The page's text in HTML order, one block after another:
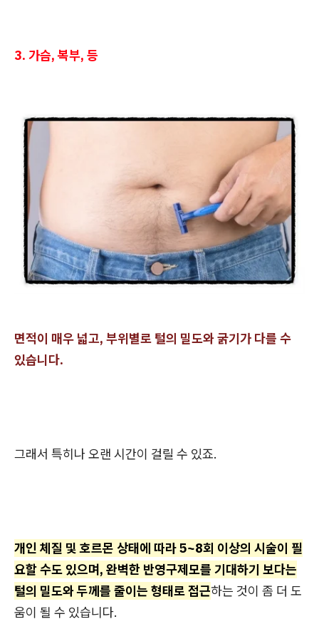
3. 가슴, 복부, 등
면적이 매우 넓고, 부위별로 털의 밀도와 굵기가 다를 수
있습니다.
그래서 특히나 오랜 시간이 걸릴 수 있죠.
개인 체질 및 호르몬 상태에 따라 5~8회 이상의 시술이 필
요할 수도 있으며, 완벽한 반영구제모를 기대하기 보다는
털의 밀도와 두께를 줄이는 형태로 접근하는 것이 좀 더 도
움이 될 수 있습니다.